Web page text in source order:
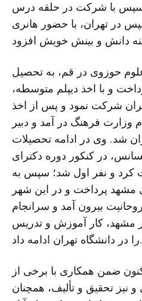
سپس با شرکت در حلقه درس
در تهران، با حضور هانری
حوزوی در قم، به تحصیل
و با اخذ دیپلم متوسطه،
شرکت نمود و پس از اخذ
وزارت فرهنگ در آمد و دبیر
شد. وی در ادامه تحصیلات‏
در کنکور دوره دکترای
کرد و نفر اول شد؛ سپس به
پرداخت و در این شهر
بیرون آمد و سرانجام
مشهد، کار آموزش و تدریس
را در دانشگاه تهران ادامه داد.
ضمن همکاری با برخی از
تحقیق و تألیف، همچنان